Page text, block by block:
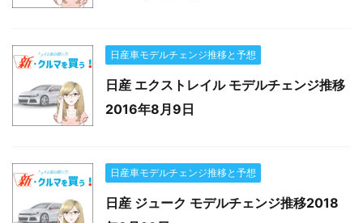
日産車モデルチェンジ推移と予想
日産 エクストレイル モデルチェンジ推移
2016年8月9日
日産車モデルチェンジ推移と予想
日産 ジューク モデルチェンジ推移2018